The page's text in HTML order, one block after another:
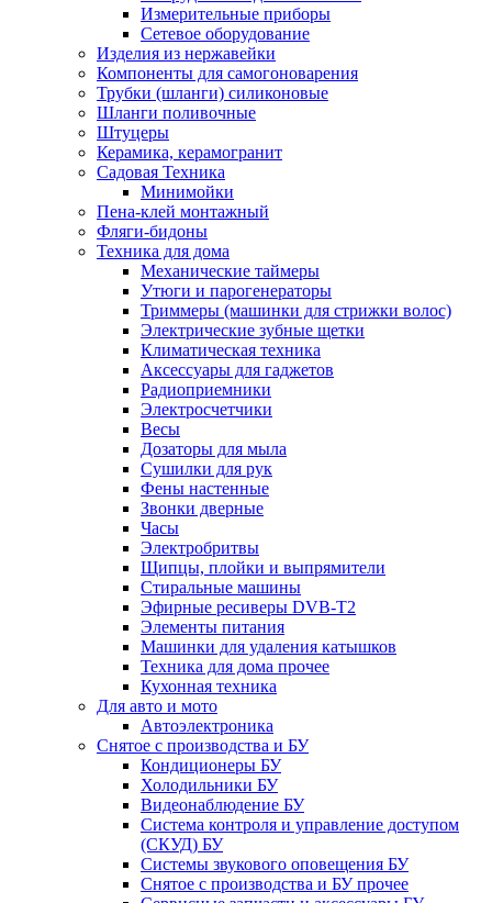
Измерительные приборы
Сетевое оборудование
Изделия из нержавейки
Компоненты для самогоноварения
Трубки (шланги) силиконовые
Шланги поливочные
Штуцеры
Керамика, керамогранит
Садовая Техника
Минимойки
Пена-клей монтажный
Фляги-бидоны
Техника для дома
Механические таймеры
Утюги и парогенераторы
Триммеры (машинки для стрижки волос)
Электрические зубные щетки
Климатическая техника
Аксессуары для гаджетов
Радиоприемники
Электросчетчики
Весы
Дозаторы для мыла
Сушилки для рук
Фены настенные
Звонки дверные
Часы
Электробритвы
Щипцы, плойки и выпрямители
Стиральные машины
Эфирные ресиверы DVB-T2
Элементы питания
Машинки для удаления катышков
Техника для дома прочее
Кухонная техника
Для авто и мото
Автоэлектроника
Снятое с производства и БУ
Кондиционеры БУ
Холодильники БУ
Видеонаблюдение БУ
Система контроля и управление доступом
(СКУД) БУ
Системы звукового оповещения БУ
Снятое с производства и БУ прочее